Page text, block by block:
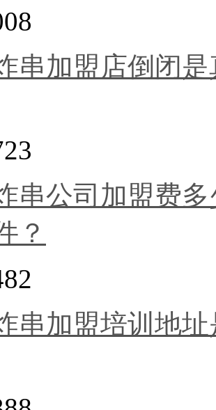
串加盟店倒闭
串公司加盟费
？
串加盟培训地